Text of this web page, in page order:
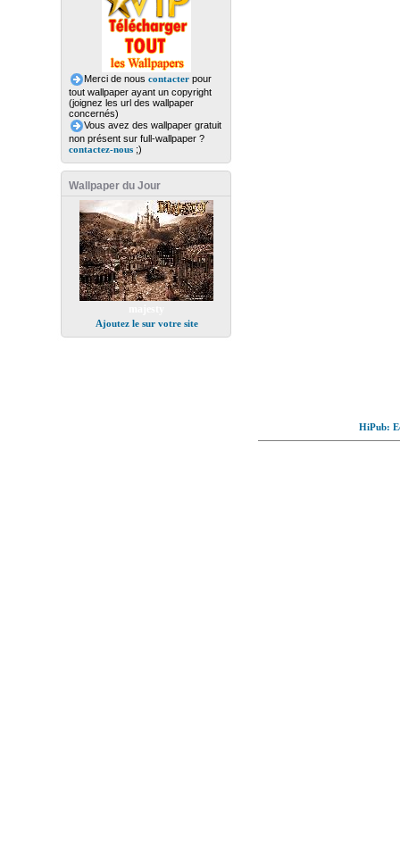
Merci de nous contacterpour
tout wallpaper ayant un copyright
(joignez les url des wallpaper
concernés)
Vous avez des wallpaper gratuit
non présent sur full-wallpaper ?
contactez-nous;)
Wallpaper du Jour
Ajoutez le sur votre site
HiPub: